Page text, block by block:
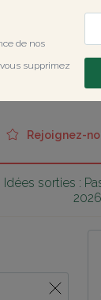
de nos
supprimez
Rejoignez-
Idées sorties :
2026